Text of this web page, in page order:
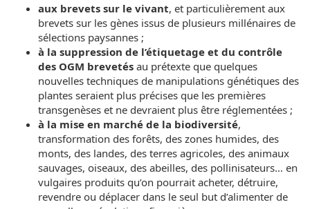
aux brevets sur le vivant, et particulièrement aux
brevets sur les gènes issus de plusieurs millénaires de
sélections paysannes ;
à la suppression de l’étiquetage et du contrôle
des OGM brevetés au prétexte que quelques
nouvelles techniques de manipulations génétiques des
plantes seraient plus précises que les premières
transgenèses et ne devraient plus être réglementées ;
à la mise en marché de la biodiversité,
transformation des forêts, des zones humides, des
monts, des landes, des terres agricoles, des animaux
sauvages, oiseaux, des abeilles, des pollinisateurs… en
vulgaires produits qu’on pourrait acheter, détruire,
revendre ou déplacer dans le seul but d’alimenter de